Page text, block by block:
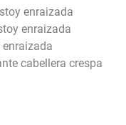
enraizada
enraizada
enraizada
cabellera crespa